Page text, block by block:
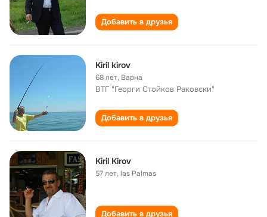
Добавить в друзья
Kiril kirov
68 лет, Варна
ВТГ "Георги Стойков Раковски"
Добавить в друзья
Kiril Kirov
57 лет,las Palmas
Добавить в друзья